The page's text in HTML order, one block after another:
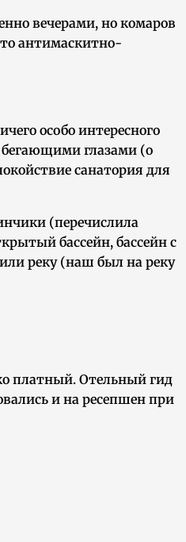
вечерами, но комаров
то антимаскитно-
особо интересного
глазами (о
санатория для
(перечислила
бассейн, бассейн с
реку (наш был на реку
платный. Отельный гид
и на ресепшен при